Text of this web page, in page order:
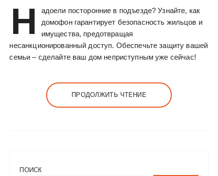
Н
адоели посторонние в подъезде? Узнайте, как
домофон гарантирует безопасность жильцов и
имущества, предотвращая
несанкционированный доступ. Обеспечьте защиту вашей
семьи – сделайте ваш дом неприступным уже сейчас!
ПРОДОЛЖИТЬ ЧТЕНИЕ
ПОИСК